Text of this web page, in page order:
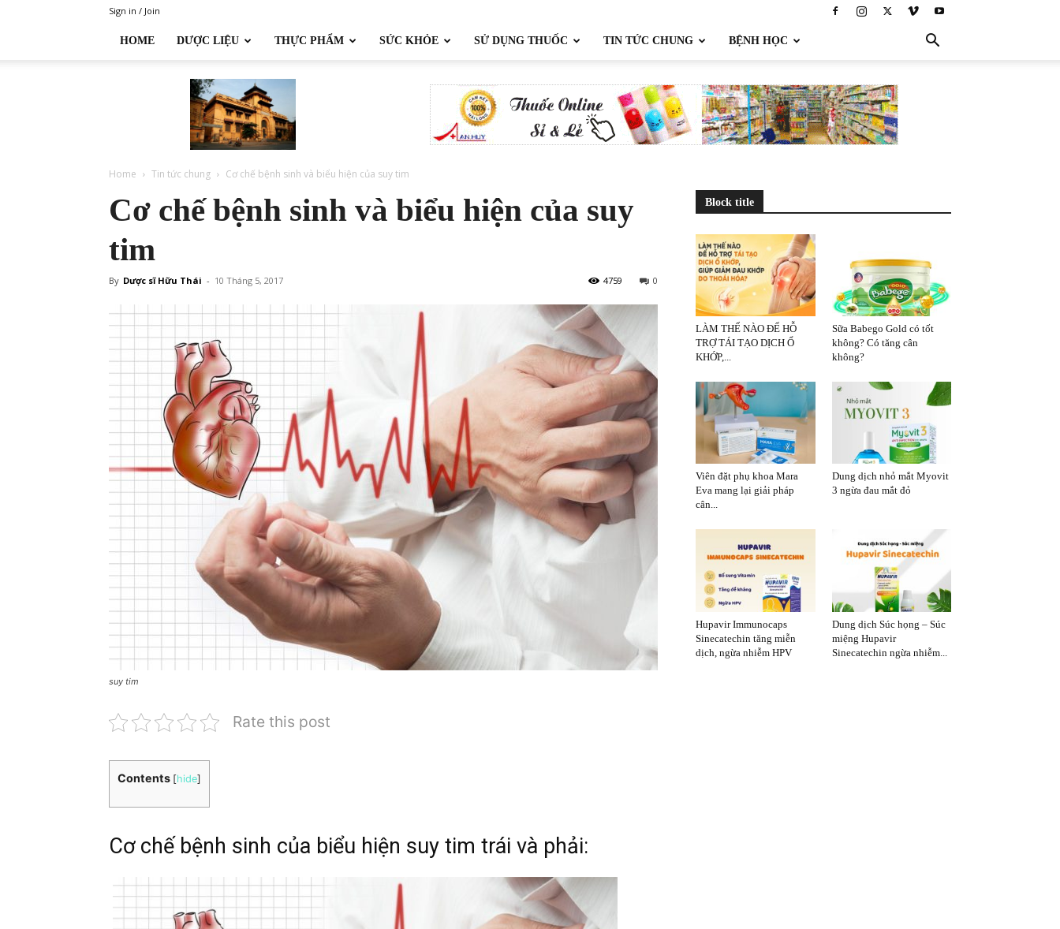
Sign in / Join
HOME DƯỢC LIỆU THỰC PHẨM SỨC KHỎE SỬ DỤNG THUỐC TIN TỨC CHUNG BỆNH HỌC
Home Tin tức chung Cơ chế bệnh sinh và biểu hiện của suy tim
Cơ chế bệnh sinh và biểu hiện của suy
tim
By Dược sĩ Hữu Thái - 10 Tháng 5, 2017 0
4759
suy tim
Rate this post
Contents [hide]
Cơ chế bệnh sinh của biểu hiện suy tim trái và phải:
Block title
LÀM THẾ NÀO ĐỂ HỖ
TRỢ TÁI TẠO DỊCH Ổ
KHỚP,...
Sữa Babego Gold có tốt
không? Có tăng cân
không?
Viên đặt phụ khoa Mara
Eva mang lại giải pháp
cân...
Dung dịch nhỏ mắt Myovit
3 ngừa đau mắt đỏ
Hupavir Immunocaps
Sinecatechin tăng miễn
dịch, ngừa nhiễm HPV
Dung dịch Súc họng – Súc
miệng Hupavir
Sinecatechin ngừa nhiễm...